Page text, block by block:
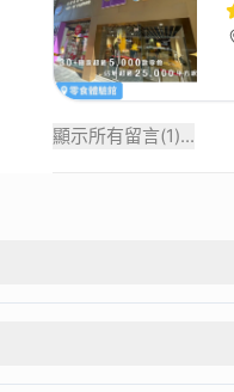
顯示所有留言(1)...